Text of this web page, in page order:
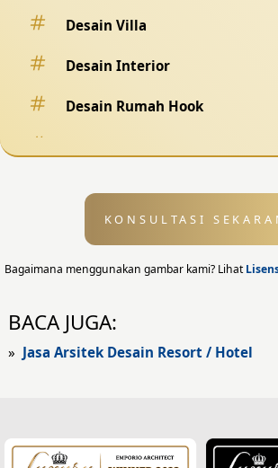
Desain Villa
Desain Interior
Desain Rumah Hook
Desain Eksterior
Desain Eksterior Rumah
Desain Rumah Modern
KONSULTASI
Bagaimana menggunakan gambar kami? Lihat
BACA JUGA:
» Jasa Arsitek Desain Resort / Hotel